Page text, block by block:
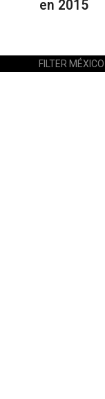
en 2015
FILTER